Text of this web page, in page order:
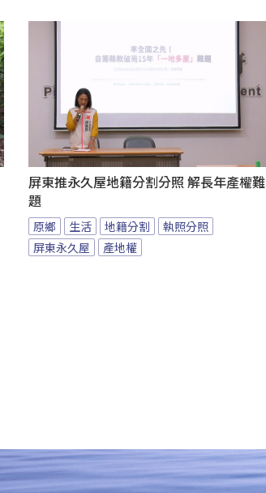
屏東推永久屋地籍分割分照 解長年產權難
題
原鄉 生活 地籍分割
執照分照
屏東永久屋
產地權